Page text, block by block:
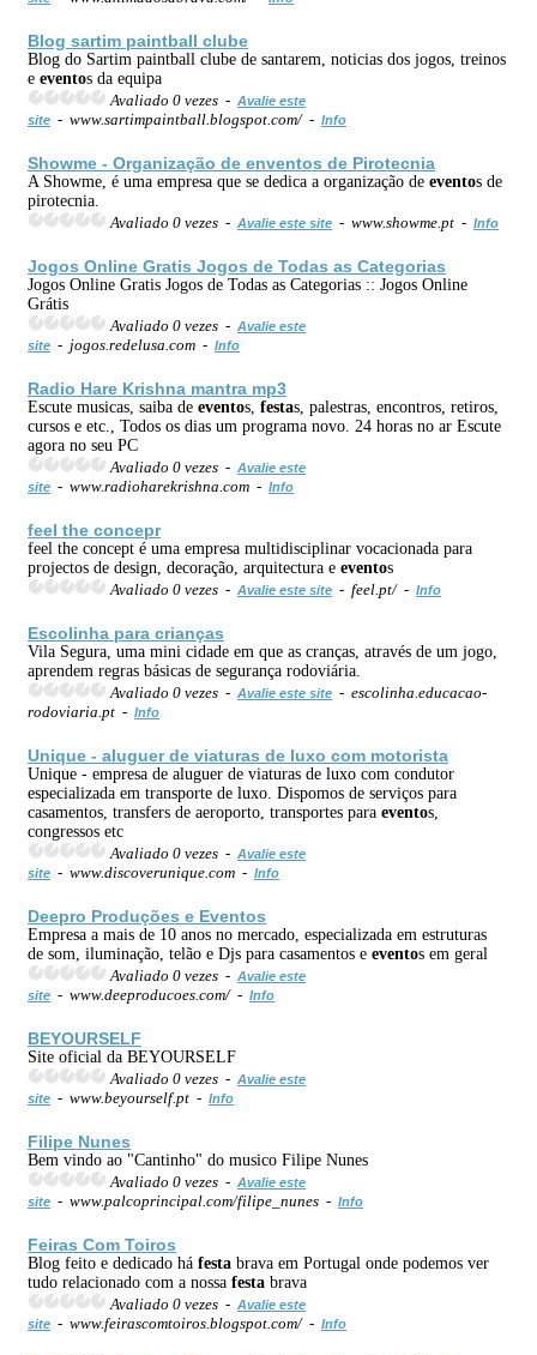
Blog sartim paintball clube
Blog do Sartim paintball clube de santarem, noticias dos jogos, treinos
e eventos da equipa
Avaliado 0 vezes - Avalie este
site - www.sartimpaintball.blogspot.com/ - Info
Showme - Organização de enventos de Pirotecnia
A Showme, é uma empresa que se dedica a organização de eventos de
pirotecnia.
Avaliado 0 vezes - Avalie este site - www.showme.pt - Info
Jogos Online Gratis Jogos de Todas as Categorias
Jogos Online Gratis Jogos de Todas as Categorias :: Jogos Online
Grátis
Avaliado 0 vezes - Avalie este
site - jogos.redelusa.com - Info
Radio Hare Krishna mantra mp3
Escute musicas, saiba de eventos, festas, palestras, encontros, retiros,
cursos e etc., Todos os dias um programa novo. 24 horas no ar Escute
agora no seu PC
Avaliado 0 vezes - Avalie este
site - www.radioharekrishna.com - Info
feel the concepr
feel the concept é uma empresa multidisciplinar vocacionada para
projectos de design, decoração, arquitectura e eventos
Avaliado 0 vezes - Avalie este site - feel.pt/ - Info
Escolinha para crianças
Vila Segura, uma mini cidade em que as cranças, através de um jogo,
aprendem regras básicas de segurança rodoviária.
Avaliado 0 vezes - Avalie este site - escolinha.educacao-
rodoviaria.pt - Info
Unique - aluguer de viaturas de luxo com motorista
Unique - empresa de aluguer de viaturas de luxo com condutor
especializada em transporte de luxo. Dispomos de serviços para
casamentos, transfers de aeroporto, transportes para eventos,
congressos etc
Avaliado 0 vezes - Avalie este
site - www.discoverunique.com - Info
Deepro Produções e Eventos
Empresa a mais de 10 anos no mercado, especializada em estruturas
de som, iluminação, telão e Djs para casamentos e eventos em geral
Avaliado 0 vezes - Avalie este
site - www.deeproducoes.com/ - Info
BEYOURSELF
Site oficial da BEYOURSELF
Avaliado 0 vezes - Avalie este
site - www.beyourself.pt - Info
Filipe Nunes
Bem vindo ao "Cantinho" do musico Filipe Nunes
Avaliado 0 vezes - Avalie este
site - www.palcoprincipal.com/filipe_nunes - Info
Feiras Com Toiros
Blog feito e dedicado há festa brava em Portugal onde podemos ver
tudo relacionado com a nossa festa brava
Avaliado 0 vezes - Avalie este
site - www.feirascomtoiros.blogspot.com/ - Info